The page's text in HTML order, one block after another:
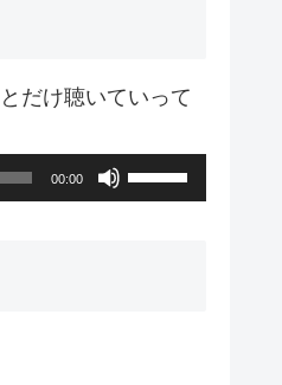
だけ聴いていって
00:00
ボ